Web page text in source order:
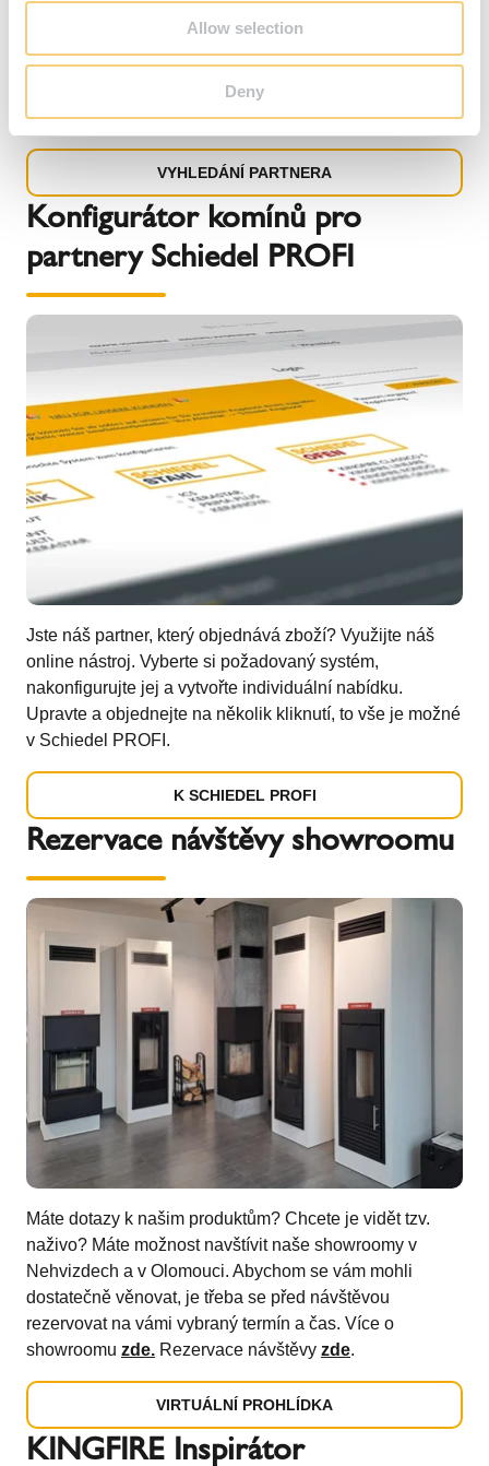
Allow selection
Deny
Hledáte obchodního či odborně proškoleného
montážního partnera ve vašem regionu? Využijte online
vyhledávání pomocí poštovního směrovacího čísla.
VYHLEDÁNÍ PARTNERA
Konfigurátor komínů pro
partnery Schiedel PROFI
Jste náš partner, který objednává zboží? Využijte náš
online nástroj. Vyberte si požadovaný systém,
nakonfigurujte jej a vytvořte individuální nabídku.
Upravte a objednejte na několik kliknutí, to vše je možné
v Schiedel PROFI.
K SCHIEDEL PROFI
Rezervace návštěvy showroomu
Máte dotazy k našim produktům? Chcete je vidět tzv.
naživo? Máte možnost navštívit naše showroomy v
Nehvizdech a v Olomouci. Abychom se vám mohli
dostatečně věnovat, je třeba se před návštěvou
rezervovat na vámi vybraný termín a čas. Více o
showroomu zde. Rezervace návštěvy zde.
VIRTUÁLNÍ PROHLÍDKA
KINGFIRE Inspirátor